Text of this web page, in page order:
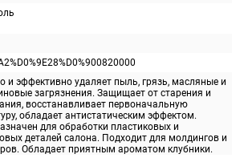
и эффективно удаляет пыль, грязь, масляные и
загрязнения. Защищает от старения и
восстанавливает первоначальную
обладает антистатическим эффектом.
для обработки пластиковых и
деталей салона. Подходит для молдингов и
Обладает приятным ароматом клубники.